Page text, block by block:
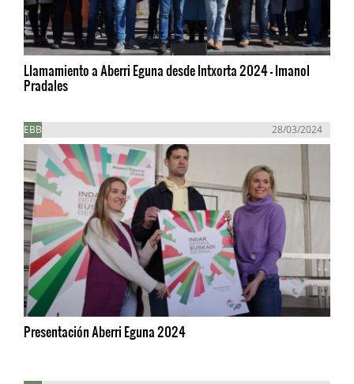
Llamamiento a Aberri Eguna desde Intxorta 2024 - Imanol
Pradales
EBB 28/03/2024
Presentación Aberri Eguna 2024